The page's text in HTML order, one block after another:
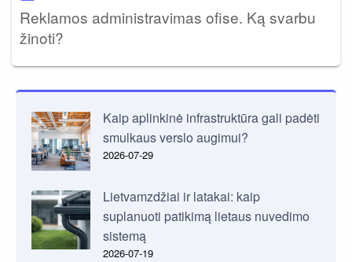
Reklamos administravimas ofise. Ką svarbu
žinoti?
Kaip aplinkinė infrastruktūra gali padėti
smulkaus verslo augimui?
2026-07-29
Lietvamzdžiai ir latakai: kaip
suplanuoti patikimą lietaus nuvedimo
sistemą
2026-07-19